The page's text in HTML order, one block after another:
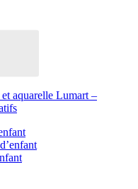
aquarelle Lumart –